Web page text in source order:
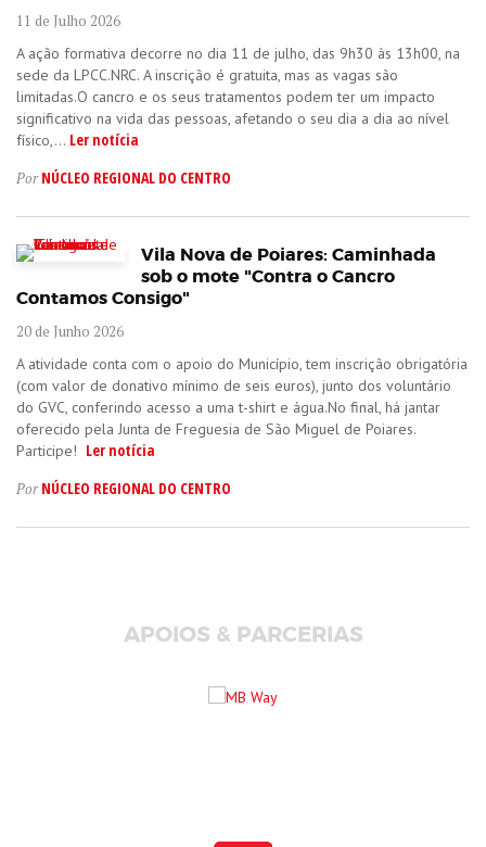
11 de Julho 2026
A ação formativa decorre no dia 11 de julho, das 9h30 às 13h00, na
sede da LPCC.NRC. A inscrição é gratuita, mas as vagas são
limitadas.O cancro e os seus tratamentos podem ter um impacto
significativo na vida das pessoas, afetando o seu dia a dia ao nível
físico,... Ler notícia
PorNÚCLEO REGIONAL DO CENTRO
Vila Nova de Poiares: Caminhada
sob o mote "Contra o Cancro
Contamos Consigo"
20 de Junho 2026
A atividade conta com o apoio do Município, tem inscrição obrigatória
(com valor de donativo mínimo de seis euros), junto dos voluntário
do GVC, conferindo acesso a uma t-shirt e água.No final, há jantar
oferecido pela Junta de Freguesia de São Miguel de Poiares.
Participe! Ler notícia
PorNÚCLEO REGIONAL DO CENTRO
APOIOS & PARCERIAS